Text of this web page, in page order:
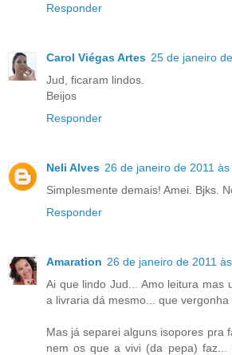
Responder
Carol Viégas Artes 25 de janeiro
Jud, ficaram lindos.
Beijos
Responder
Neli Alves 26 de janeiro de 2011 às
Simplesmente demais! Amei. Bjks.
Responder
Amaration 26 de janeiro de 2011
Ai que lindo Jud... Amo leitura mas
a livraria dá mesmo... que vergonha
Mas já separei alguns isopores pra
nem os que a vivi (da pepa) faz...